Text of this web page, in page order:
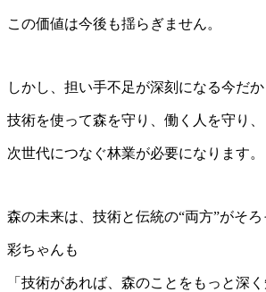
この価値は今後も揺らぎません。
しかし、担い手不足が深刻になる今だか
技術を使って森を守り、働く人を守り、
次世代につなぐ林業が必要になります。
森の未来は、技術と伝統の“両方”がそろ
彩ちゃんも
「技術があれば、森のことをもっと深